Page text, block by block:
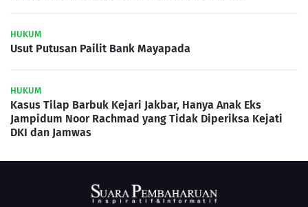
HUKUM
Usut Putusan Pailit Bank Mayapada
HUKUM
Kasus Tilap Barbuk Kejari Jakbar, Hanya Anak Eks
Jampidum Noor Rachmad yang Tidak Diperiksa Kejati
DKI dan Jamwas